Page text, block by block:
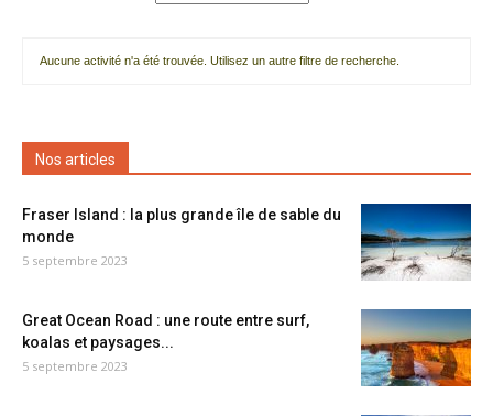
Aucune activité n'a été trouvée. Utilisez un autre filtre de recherche.
Nos articles
Fraser Island : la plus grande île de sable du
monde
5 septembre 2023
Great Ocean Road : une route entre surf,
koalas et paysages...
5 septembre 2023